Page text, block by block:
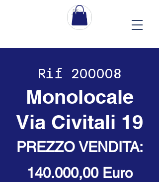
Rif 200008
Monolocale
Via Civitali 19
PREZZO VENDITA:
140.000,00 Euro